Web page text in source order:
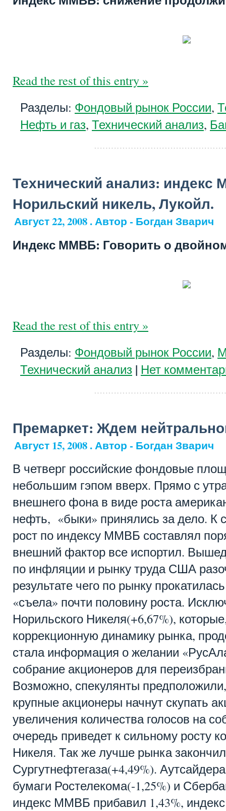
Read the rest of this entry »
Разделы: Фондовый рынок России,
Нефть и газ, Технический анализ,
Технический анализ:
Норильский никель, Лукойл.
Август 22, 2008 . Автор - Богдан Зварич
Индекс ММВБ: Говорить о
Read the rest of this entry »
Разделы: Фондовый рынок России,
Технический анализ | Нет
Премаркет: Ждем
Август 15, 2008 . Автор - Богдан Зварич
В четверг российские фондовые
небольшим гэпом вверх. Прямо с
внешнего фона в виде роста
нефть, «быки» принялись за дело. К
рост по индексу ММВБ составлял
внешний фактор все испортил.
по инфляции и рынку труда США
результате чего по рынку
«съела» почти половину роста.
Норильского Никеля(+6,67%),
коррекционную динамику рынка,
стала информация о желании
собрание акционеров для
Возможно, спекулянты
крупные акционеры начнут скупать
увеличения количества голосов на
очередь приведет к сильному росту
Никеля. Так же лучше рынка
Сургутнефтегаза(+4,49%).
бумаги Ростелекома(-1,25%) и
индекс ММВБ прибавил 1,43%,